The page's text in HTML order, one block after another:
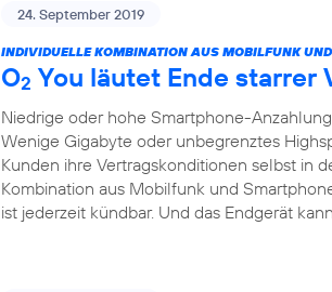
24. September 2019
INDIVIDUELLE KOMBINATION AUS MOBILFUNK
O2 You läutet Ende starrer
Niedrige oder hohe Smartphone-
Wenige Gigabyte oder unbegrenztes
Kunden ihre Vertragskonditionen selbst in
Kombination aus Mobilfunk und
ist jederzeit kündbar. Und das Endgerät